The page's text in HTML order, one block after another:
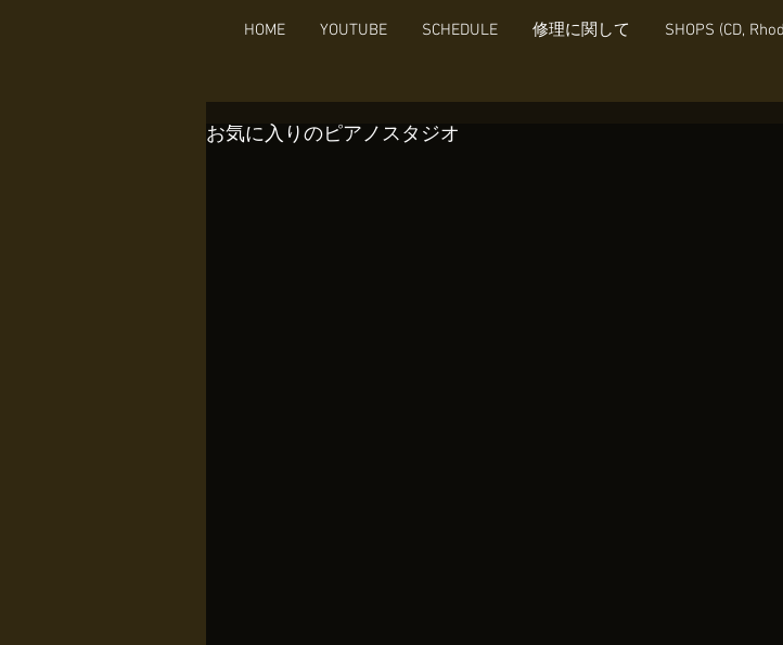
HOME YOUTUBE SCHEDULE 修理に関して SHOPS (CD,
お気に入りのピアノスタジオ